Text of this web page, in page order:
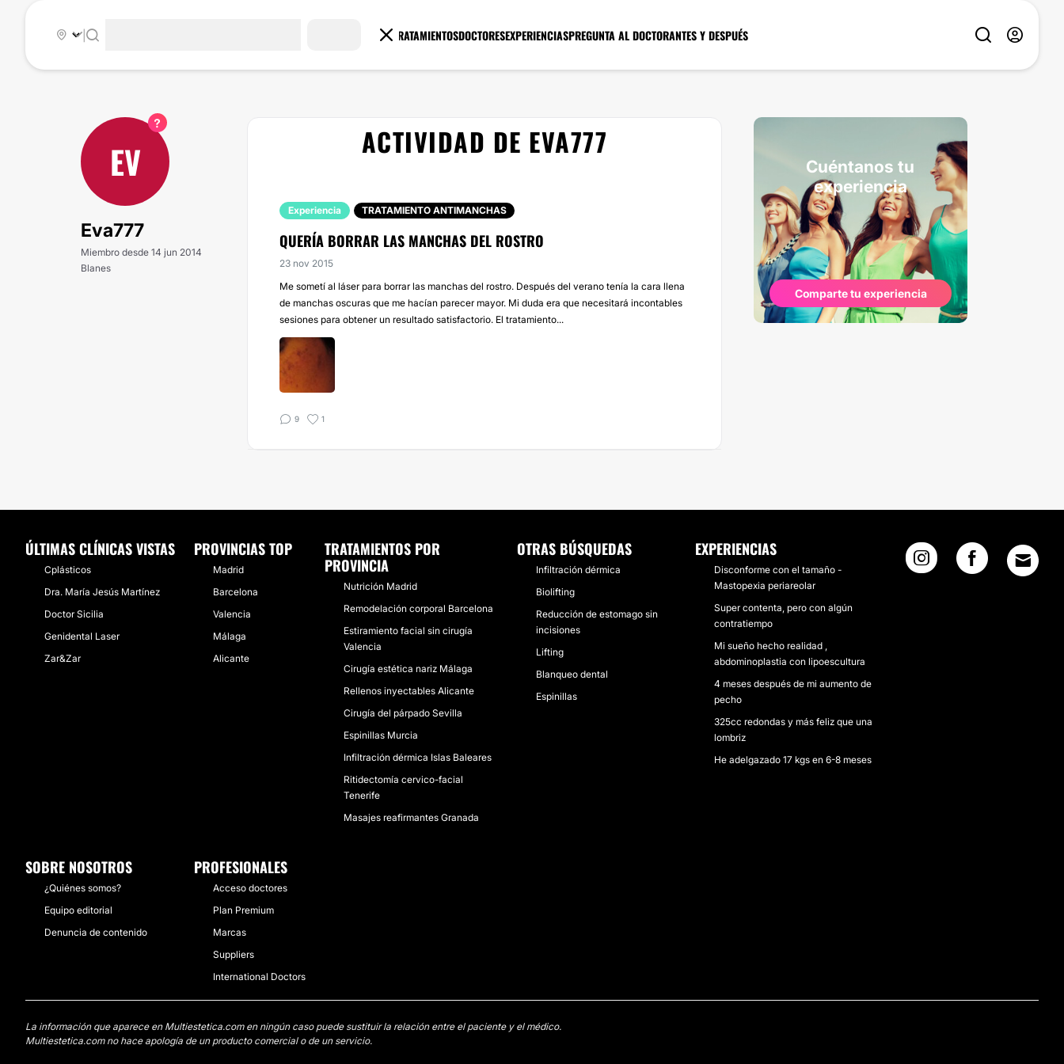
TRATAMIENTOSDOCTORESEXPERIENCIASPREGUNTA AL DOCTORANTES Y DESPUÉS
|
EV
Eva777
Miembro desde 14 jun 2014
Blanes
ACTIVIDAD DE EVA777
Experiencia TRATAMIENTO ANTIMANCHAS
QUERÍA BORRAR LAS MANCHAS DEL ROSTRO
23 nov 2015
Me sometí al láser para borrar las manchas del rostro. Después del verano tenía la cara llena
de manchas oscuras que me hacían parecer mayor. Mi duda era que necesitará incontables
sesiones para obtener un resultado satisfactorio. El tratamiento...
9 1
Cuéntanos tu
experiencia
Comparte tu experiencia
ÚLTIMAS CLÍNICAS VISTAS
Cplásticos
Dra. María Jesús Martínez
Doctor Sicilia
Genidental Laser
Zar&Zar
PROVINCIAS TOP
Madrid
Barcelona
Valencia
Málaga
Alicante
TRATAMIENTOS POR
PROVINCIA
Nutrición Madrid
Remodelación corporal Barcelona
Estiramiento facial sin cirugía
Valencia
Cirugía estética nariz Málaga
Rellenos inyectables Alicante
Cirugía del párpado Sevilla
Espinillas Murcia
Infiltración dérmica Islas Baleares
Ritidectomía cervico-facial
Tenerife
Masajes reafirmantes Granada
OTRAS BÚSQUEDAS
Infiltración dérmica
Biolifting
Reducción de estomago sin
incisiones
Lifting
Blanqueo dental
Espinillas
EXPERIENCIAS
Disconforme con el tamaño -
Mastopexia periareolar
Super contenta, pero con algún
contratiempo
Mi sueño hecho realidad ,
abdominoplastia con lipoescultura
4 meses después de mi aumento de
pecho
325cc redondas y más feliz que una
lombriz
He adelgazado 17 kgs en 6-8 meses
SOBRE NOSOTROS
¿Quiénes somos?
Equipo editorial
Denuncia de contenido
PROFESIONALES
Acceso doctores
Plan Premium
Marcas
Suppliers
International Doctors
La información que aparece en Multiestetica.com en ningún caso puede sustituir la relación entre el paciente y el médico.
Multiestetica.com no hace apología de un producto comercial o de un servicio.